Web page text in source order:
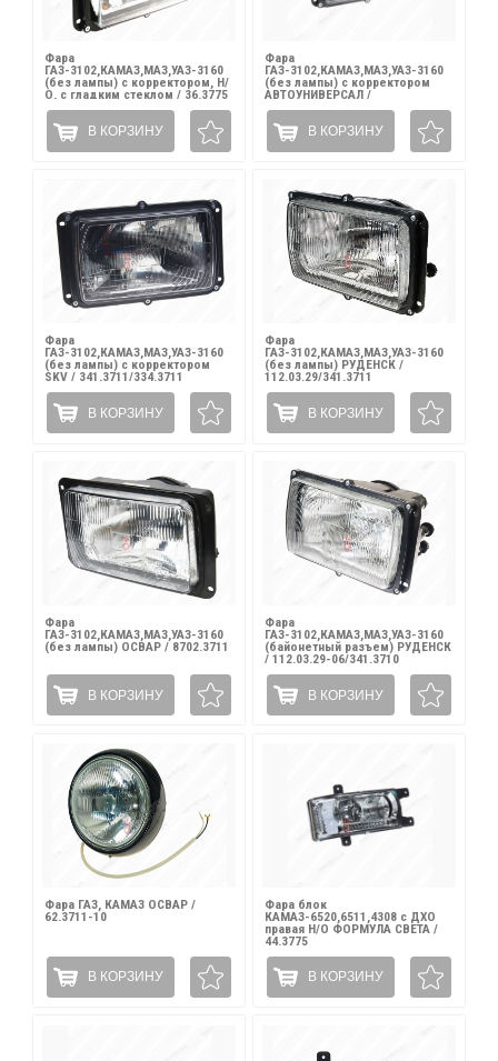
Фара
ГАЗ-3102,КАМАЗ,МАЗ,УАЗ-3160
(без лампы) с корректором, Н/
О, с гладким стеклом / 36.3775
В КОРЗИНУ
Фара
ГАЗ-3102,КАМАЗ,МАЗ,УАЗ-3160
(без лампы) с корректором
АВТОУНИВЕРСАЛ /
341.3711/191.3775
В КОРЗИНУ
Фара
ГАЗ-3102,КАМАЗ,МАЗ,УАЗ-3160
(без лампы) с корректором
SKV / 341.3711/334.3711
В КОРЗИНУ
Фара
ГАЗ-3102,КАМАЗ,МАЗ,УАЗ-3160
(без лампы) РУДЕНСК /
112.03.29/341.3711
В КОРЗИНУ
Фара
ГАЗ-3102,КАМАЗ,МАЗ,УАЗ-3160
(без лампы) ОСВАР / 8702.3711
В КОРЗИНУ
Фара
ГАЗ-3102,КАМАЗ,МАЗ,УАЗ-3160
(байонетный разъем) РУДЕНСК
/ 112.03.29-06/341.3710
В КОРЗИНУ
Фара ГАЗ, КАМАЗ ОСВАР /
62.3711-10
В КОРЗИНУ
Фара блок
КАМАЗ-6520,6511,4308 с ДХО
правая Н/О ФОРМУЛА СВЕТА /
44.3775
В КОРЗИНУ